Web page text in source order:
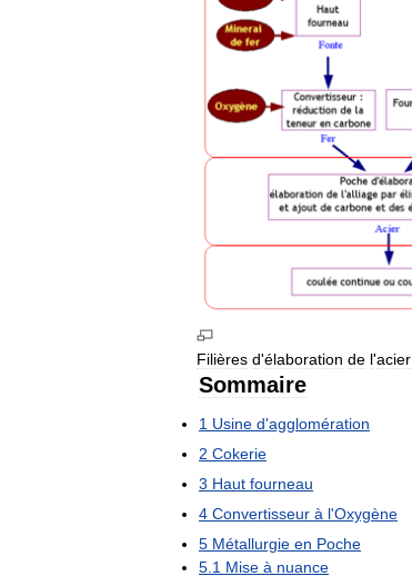
Filières d'élaboration de l'acier
Sommaire
1 Usine d'agglomération
2 Cokerie
3 Haut fourneau
4 Convertisseur à l'Oxygène
5 Métallurgie en Poche
5 1 Mise à nuance